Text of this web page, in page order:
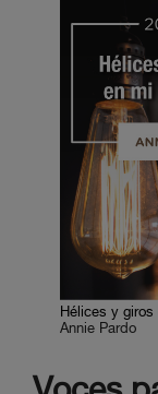
Hélices y
Annie Pardo